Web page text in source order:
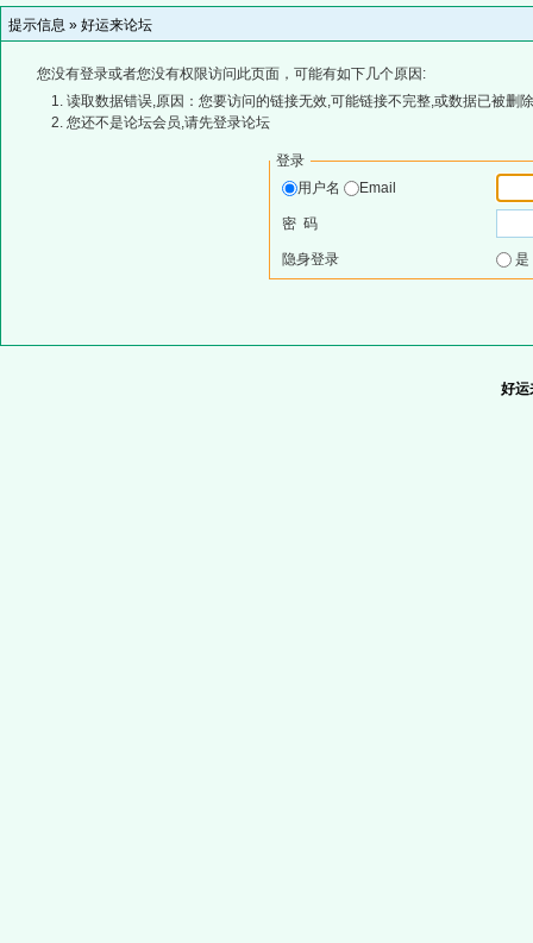
提示信息 » 好运来论坛
您没有登录或者您没有权限访问此页面，可能有如下几个原因:
读取数据错误,原因：您要访问的链接无效,可能链接不完整,或数据已被删
您还不是论坛会员,请先登录论坛
登录
用户名
Email
密 码
隐身登录
好